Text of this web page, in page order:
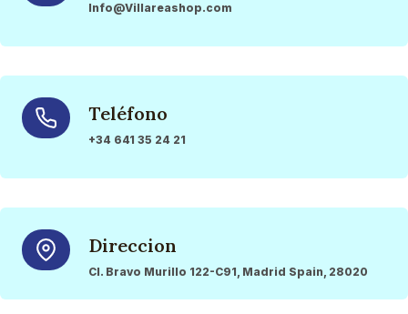
Info@Villareashop.com
Teléfono
+34 641 35 24 21
Direccion
Cl. Bravo Murillo 122-C91, Madrid Spain, 28020